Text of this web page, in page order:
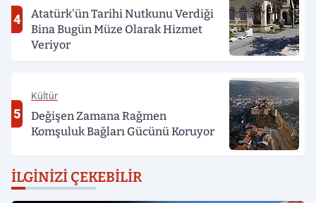
4
Atatürk'ün Tarihi Nutkunu Verdiği
Bina Bugün Müze Olarak Hizmet
Veriyor
5
Kültür
Değişen Zamana Rağmen
Komşuluk Bağları Gücünü Koruyor
İLGINIZI ÇEKEBILIR